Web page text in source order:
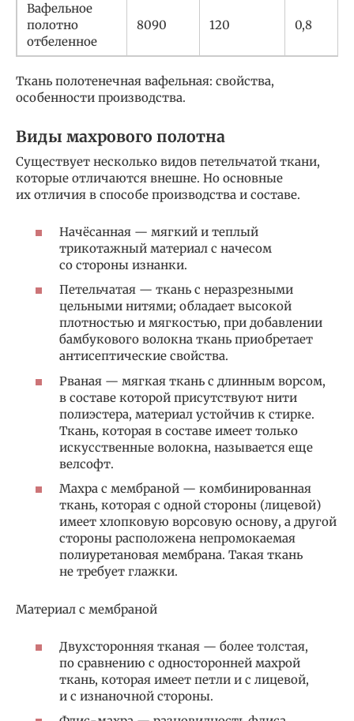
Вафельное
полотно
отбеленное
8090 120 0,8
Ткань полотенечная вафельная: свойства,
особенности производства.
Виды махрового полотна
Существует несколько видов петельчатой ткани,
которые отличаются внешне. Но основные
их отличия в способе производства и составе.
Начёсанная — мягкий и теплый
трикотажный материал с начесом
со стороны изнанки.
Петельчатая — ткань с неразрезными
цельными нитями; обладает высокой
плотностью и мягкостью, при добавлении
бамбукового волокна ткань приобретает
антисептические свойства.
Рваная — мягкая ткань с длинным ворсом,
в составе которой присутствуют нити
полиэстера, материал устойчив к стирке.
Ткань, которая в составе имеет только
искусственные волокна, называется еще
велсофт.
Махра с мембраной — комбинированная
ткань, которая с одной стороны (лицевой)
имеет хлопковую ворсовую основу, а другой
стороны расположена непромокаемая
полиуретановая мембрана. Такая ткань
не требует глажки.
Материал с мембраной
Двухсторонняя тканая — более толстая,
по сравнению с односторонней махрой
ткань, которая имеет петли и с лицевой,
и с изнаночной стороны.